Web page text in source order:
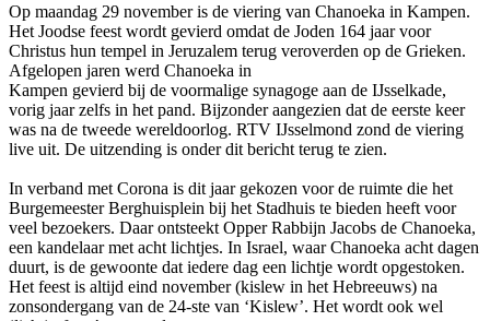
Op maandag 29 november is de viering van Chanoeka in Kampen.
Het Joodse feest wordt gevierd omdat de Joden 164 jaar voor
Christus hun tempel in Jeruzalem terug veroverden op de Grieken.
Afgelopen jaren werd Chanoeka in
Kampen gevierd bij de voormalige synagoge aan de IJsselkade,
vorig jaar zelfs in het pand. Bijzonder aangezien dat de eerste keer
was na de tweede wereldoorlog. RTV IJsselmond zond de viering
live uit. De uitzending is onder dit bericht terug te zien.
In verband met Corona is dit jaar gekozen voor de ruimte die het
Burgemeester Berghuisplein bij het Stadhuis te bieden heeft voor
veel bezoekers. Daar ontsteekt Opper Rabbijn Jacobs de Chanoeka,
een kandelaar met acht lichtjes. In Israel, waar Chanoeka acht dagen
duurt, is de gewoonte dat iedere dag een lichtje wordt opgestoken.
Het feest is altijd eind november (kislew in het Hebreeuws) na
zonsondergang van de 24-ste van ‘Kislew’. Het wordt ook wel